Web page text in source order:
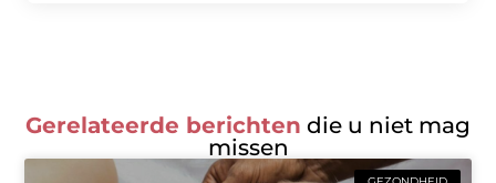
Gerelateerde berichten die u niet mag
missen